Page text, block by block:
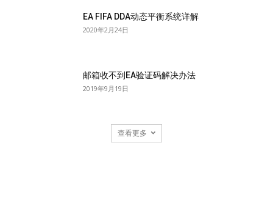
EA FIFA DDA动态平衡系统详解
2020年2月24日
邮箱收不到EA验证码解决办法
2019年9月19日
查看更多